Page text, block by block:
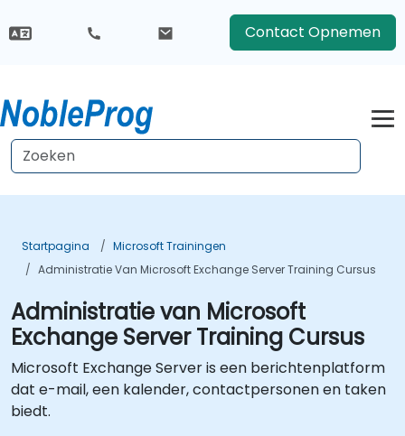
Contact Opnemen
Startpagina
Microsoft Trainingen
Administratie Van Microsoft Exchange Server Training Cursus
Administratie van Microsoft
Exchange Server Training Cursus
Microsoft Exchange Server is een berichtenplatform
dat e-mail, een kalender, contactpersonen en taken
biedt.